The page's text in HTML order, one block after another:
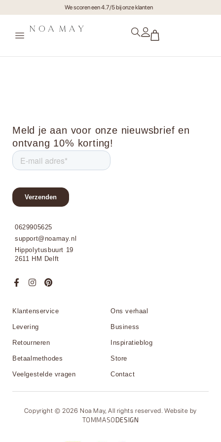
We scoren een 4.7/5 bij onze klanten
Meld je aan voor onze nieuwsbrief en
ontvang 10% korting!
0629905625
support@noamay.nl
Hippolytusbuurt 19
2611 HM Delft
Klantenservice
Levering
Retourneren
Betaalmethodes
Veelgestelde vragen
Ons verhaal
Business
Inspiratieblog
Store
Contact
Copyright © 2026 Noa May, All rights reserved. Website by
TOMMASODESIGN